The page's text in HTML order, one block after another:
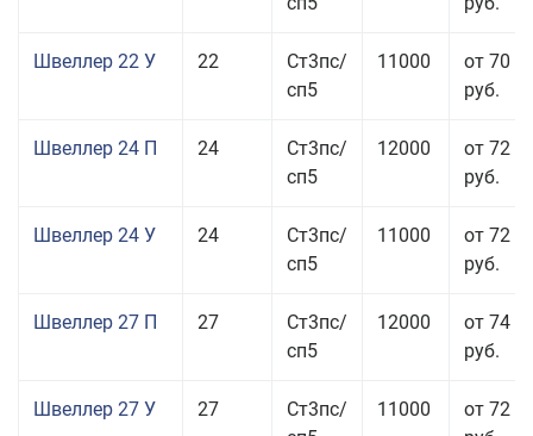
Швеллер 22 У 22
Ст3пс/
сп5
11000
от 70
руб.
Швеллер 24 П 24
Ст3пс/
сп5
12000
от 72
руб.
Швеллер 24 У 24
Ст3пс/
сп5
11000
от 72
руб.
Швеллер 27 П 27
Ст3пс/
сп5
12000
от 74
руб.
Швеллер 27 У 27
Ст3пс/
11000
от 72